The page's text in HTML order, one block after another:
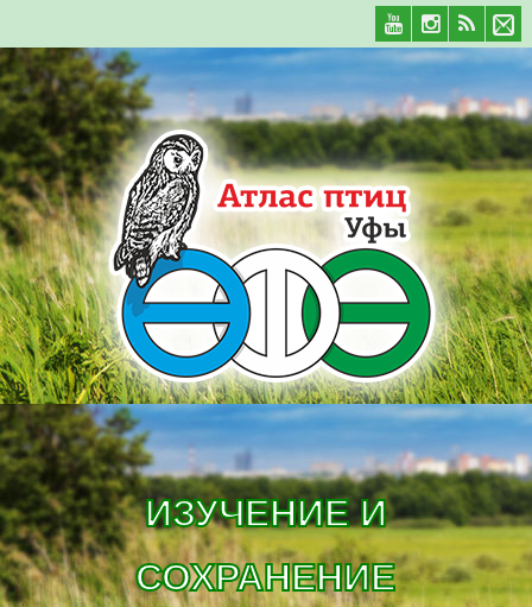
ИЗУЧЕНИЕ И
СОХРАНЕНИЕ